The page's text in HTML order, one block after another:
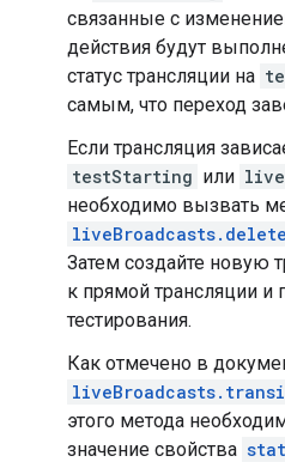
связанные с
действия будут
статус трансляции на
самым, что переход
Если трансляция
testStarting или
необходимо вызвать
liveBroadcasts.delete
Затем создайте новую
к прямой трансляции и
тестирования.
Как отмечено в
этого метода
значение свойства